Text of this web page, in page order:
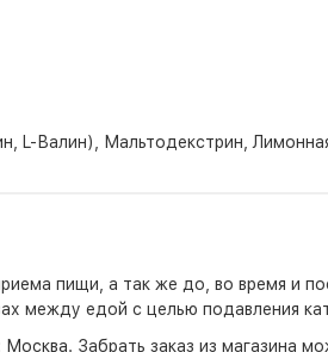
L-Валин), Мальтодекстрин,
пищи, а так же до, во время и
между едой с целью подавления
Москва. Забрать заказ из магазина